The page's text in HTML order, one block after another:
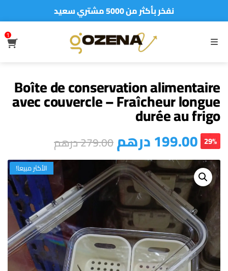
نفخر بأكثر من 5000 مشتري سعيد
MENU
1
Boîte de conservation alimentaire
avec couvercle – Fraîcheur longue
durée au frigo
199.00درهم279.00درهم 29%
الأكثر مبيعا!